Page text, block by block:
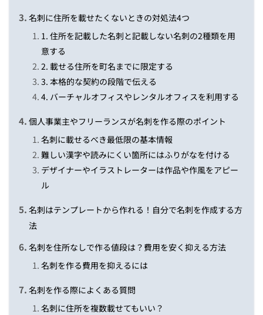
名刺に住所を載せたくないときの対処法4つ
1. 住所を記載した名刺と記載しない名刺の2種類を用
意する
2. 載せる住所を町名までに限定する
3. 本格的な契約の段階で伝える
4. バーチャルオフィスやレンタルオフィスを利用する
個人事業主やフリーランスが名刺を作る際のポイント
名刺に載せるべき最低限の基本情報
難しい漢字や読みにくい箇所にはふりがなを付ける
デザイナーやイラストレーターは作品や作風をアピー
ル
名刺はテンプレートから作れる！自分で名刺を作成する方
法
名刺を住所なしで作る値段は？費用を安く抑える方法
名刺を作る費用を抑えるには
名刺を作る際によくある質問
名刺に住所を複数載せてもいい？